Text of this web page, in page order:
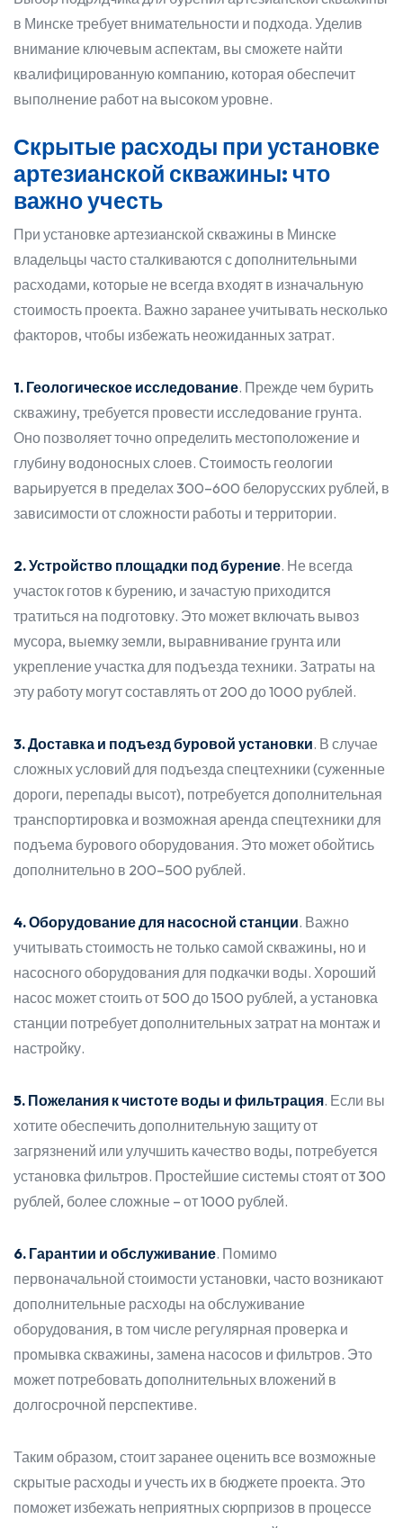
в Минске требует внимательности и подхода. Уделив
внимание ключевым аспектам, вы сможете найти
квалифицированную компанию, которая обеспечит
выполнение работ на высоком уровне.
Скрытые расходы при установке
артезианской скважины: что
важно учесть
При установке артезианской скважины в Минске
владельцы часто сталкиваются с дополнительными
расходами, которые не всегда входят в изначальную
стоимость проекта. Важно заранее учитывать несколько
факторов, чтобы избежать неожиданных затрат.
1. Геологическое исследование. Прежде чем бурить
скважину, требуется провести исследование грунта.
Оно позволяет точно определить местоположение и
глубину водоносных слоев. Стоимость геологии
варьируется в пределах 300–600 белорусских рублей, в
зависимости от сложности работы и территории.
2. Устройство площадки под бурение. Не всегда
участок готов к бурению, и зачастую приходится
тратиться на подготовку. Это может включать вывоз
мусора, выемку земли, выравнивание грунта или
укрепление участка для подъезда техники. Затраты на
эту работу могут составлять от 200 до 1000 рублей.
3. Доставка и подъезд буровой установки. В случае
сложных условий для подъезда спецтехники (суженные
дороги, перепады высот), потребуется дополнительная
транспортировка и возможная аренда спецтехники для
подъема бурового оборудования. Это может обойтись
дополнительно в 200–500 рублей.
4. Оборудование для насосной станции. Важно
учитывать стоимость не только самой скважины, но и
насосного оборудования для подкачки воды. Хороший
насос может стоить от 500 до 1500 рублей, а установка
станции потребует дополнительных затрат на монтаж и
настройку.
5. Пожелания к чистоте воды и фильтрация. Если вы
хотите обеспечить дополнительную защиту от
загрязнений или улучшить качество воды, потребуется
установка фильтров. Простейшие системы стоят от 300
рублей, более сложные – от 1000 рублей.
6. Гарантии и обслуживание. Помимо
первоначальной стоимости установки, часто возникают
дополнительные расходы на обслуживание
оборудования, в том числе регулярная проверка и
промывка скважины, замена насосов и фильтров. Это
может потребовать дополнительных вложений в
долгосрочной перспективе.
Таким образом, стоит заранее оценить все возможные
скрытые расходы и учесть их в бюджете проекта. Это
поможет избежать неприятных сюрпризов в процессе